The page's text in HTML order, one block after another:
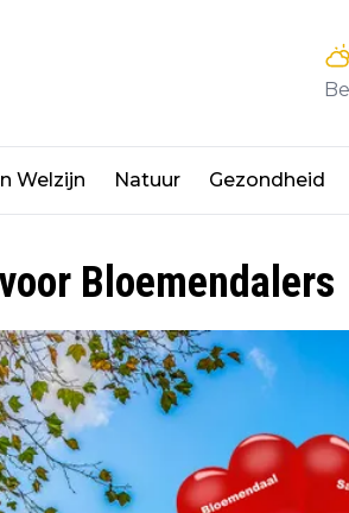
Welzijn Natuur Gezondheid
Bloemendalers